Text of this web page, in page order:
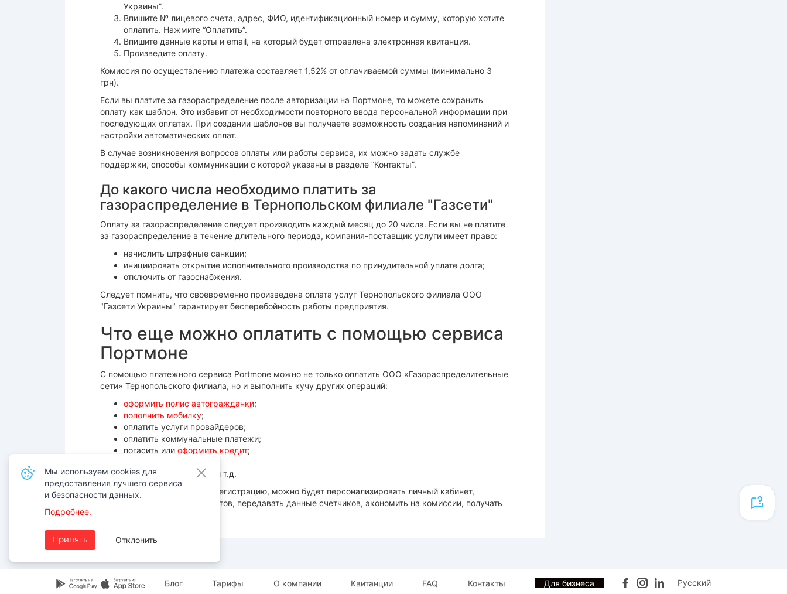
Украины”.
Впишите № лицевого счета, адрес, ФИО, идентификационный номер и сумму, которую хотите
оплатить. Нажмите “Оплатить”.
Впишите данные карты и email, на который будет отправлена электронная квитанция.
Произведите оплату.
Комиссия по осуществлению платежа составляет 1,52% от оплачиваемой суммы (минимально 3
грн).
Если вы платите за газораспределение после авторизации на Портмоне, то можете сохранить
оплату как шаблон. Это избавит от необходимости повторного ввода персональной информации при
последующих оплатах. При создании шаблонов вы получаете возможность создания напоминаний и
настройки автоматических оплат.
В случае возникновения вопросов оплаты или работы сервиса, их можно задать службе
поддержки, способы коммуникации с которой указаны в разделе “Контакты”.
До какого числа необходимо платить за
газораспределение в Тернопольском филиале "Газсети"
Оплату за газораспределение следует производить каждый месяц до 20 числа. Если вы не платите
за газораспределение в течение длительного периода, компания-поставщик услуги имеет право:
начислить штрафные санкции;
инициировать открытие исполнительного производства по принудительной уплате долга;
отключить от газоснабжения.
Следует помнить, что своевременно произведена оплата услуг Тернопольского филиала ООО
"Газсети Украины" гарантирует бесперебойность работы предприятия.
Что еще можно оплатить с помощью сервиса
Портмоне
С помощью платежного сервиса Portmone можно не только оплатить ООО «Газораспределительные
сети» Тернопольского филиала, но и выполнить кучу других операций:
оформить полис автогражданки;
пополнить мобилку;
оплатить услуги провайдеров;
оплатить коммунальные платежи;
погасить или оформить кредит;
заплатить за обучение и т.д.
Потратив же пару минут на регистрацию, можно будет персонализировать личный кабинет,
активировать автооплату счетов, передавать данные счетчиков, экономить на комиссии, получать
Блог Тарифы О компании Квитанции FAQ Контакты Для бизнеса Русский
Мы используем cookies для
предоставления лучшего сервиса
и безопасности данных.
Подробнее.
Принять Отклонить